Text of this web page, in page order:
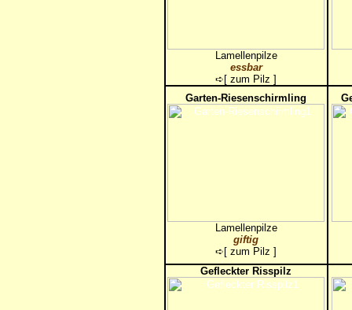
Lamellenpilze
essbar
➪[ zum Pilz ]
Garten-Riesenschirmling
Lamellenpilze
giftig
➪[ zum Pilz ]
Gefleckter Risspilz